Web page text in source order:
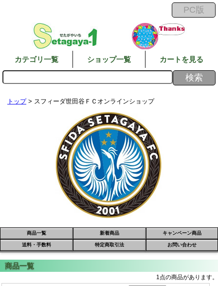
カテゴリ一覧 ショップ一覧 カートを見る
トップ> スフィーダ世田谷ＦＣオンラインショップ
商品一覧 新着商品 キャンペーン商品
送料・手数料 特定商取引法 お問い合わせ
1点の商品があります。